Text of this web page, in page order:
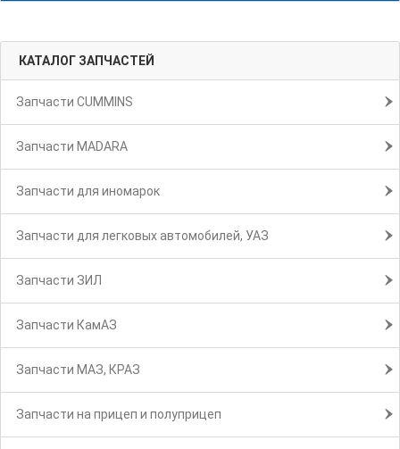
КАТАЛОГ ЗАПЧАСТЕЙ
Запчасти CUMMINS
Запчасти MADARA
Запчасти для иномарок
Запчасти для легковых автомобилей, УАЗ
Запчасти ЗИЛ
Запчасти КамАЗ
Запчасти МАЗ, КРАЗ
Запчасти на прицеп и полуприцеп